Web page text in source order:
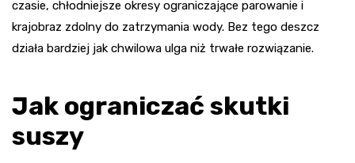
czasie, chłodniejsze okresy ograniczające parowanie i
krajobraz zdolny do zatrzymania wody. Bez tego deszcz
działa bardziej jak chwilowa ulga niż trwałe rozwiązanie.
Jak ograniczać skutki
suszy